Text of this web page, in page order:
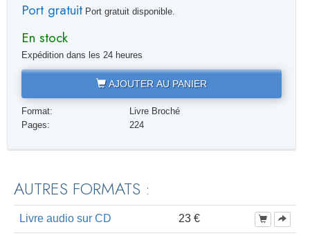
Port gratuitPort gratuit disponible.
En stock
Expédition dans les 24 heures
AJOUTER AU PANIER
Format:
Livre Broché
Pages:
224
AUTRES FORMATS :
Livre audio sur CD 23 €